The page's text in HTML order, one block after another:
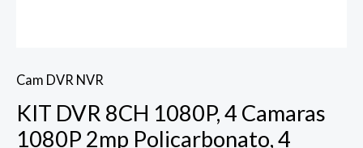
Cam DVR NVR
KIT DVR 8CH 1080P, 4 Camaras
1080P 2mp Policarbonato, 4
y
2